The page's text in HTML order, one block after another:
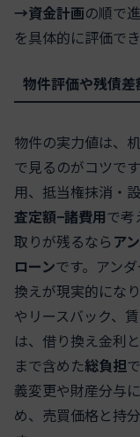
→資金計画の順で
を具体的に評価でき
物件評価や残債
物件の実力値は、
で見るのがコツで
用、抵当権抹消・
査定額−諸費用で考
取りが残るなら ア
ローンです。アン
換えが現実的にな
やリースバック、
は、借り換え金利
まで含めた総負担
義変更や財産分与
め、売買価格と持